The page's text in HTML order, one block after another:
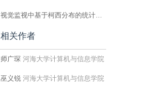
视觉监视中基于柯西分布的统计变化检测
相关作者
师广琛 河海大学计算机与信息学院
巫义锐 河海大学计算机与信息学院